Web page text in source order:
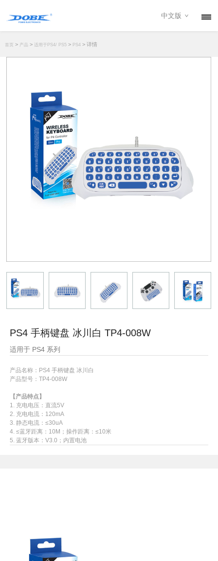
资讯
联系我们
下载专区
经销商
中文版
首页 > 产品 > 适用于PS4/ PS5 > PS4 > 详情
PS4 手柄键盘 冰川白 TP4-008W
适用于 PS4 系列
产品名称： PS4 手柄键盘 冰川白
产品型号： TP4-008W
【产品特点】
1. 充电电压：直流5V
2. 充电电流：120mA
3. 静态电流：≤30uA
4. ≤蓝牙距离：10M； 操作距离：≤10米
5. 蓝牙版本：V3.0；内置电池